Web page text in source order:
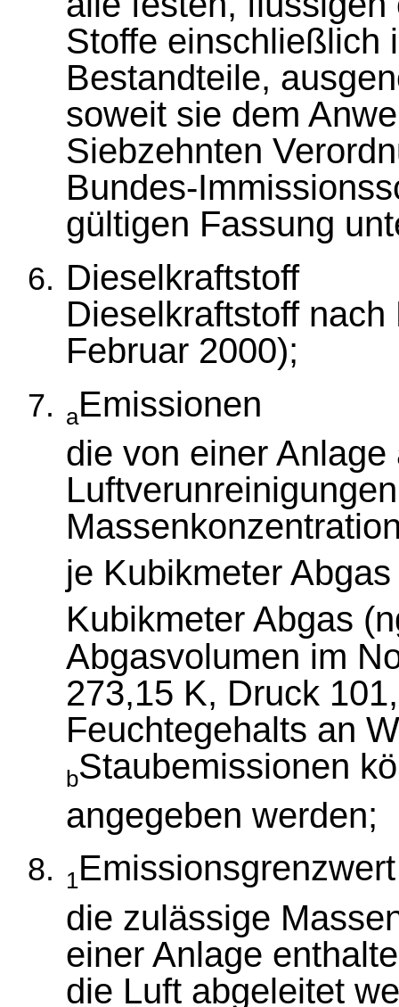
Stoffe einschließlich
Bestandteile,
soweit sie dem
Siebzehnten
Bundes-
gültigen Fassung
Dieselkraftstoff
Dieselkraftstoff
Februar 2000);
aEmissionen
die von einer
je Kubikmeter
Kubikmeter Abgas
Abgasvolumen im
273,15 K, Druck
Feuchtegehalts an
bStaubemissionen
angegeben werden;
1Emissionsgrenzwert
die zulässige
einer Anlage
die Luft abgeleitet